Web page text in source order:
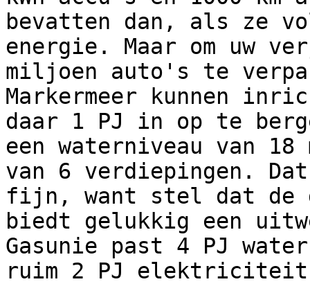
bevatten dan, als ze
energie. Maar om uw
miljoen auto's te
Markermeer kunnen
daar 1 PJ in op te
een waterniveau van
van 6 verdiepingen.
fijn, want stel dat de
biedt gelukkig een
Gasunie past 4 PJ
ruim 2 PJ elektriciteit